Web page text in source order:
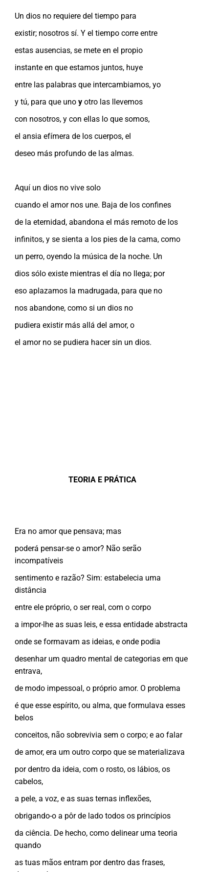
Un dios no requiere del tiempo para
existir; nosotros sí. Y el tiempo corre entre
estas ausencias, se mete en el propio
instante en que estamos juntos, huye
entre las palabras que intercambiamos, yo
y tú, para que uno y otro las llevemos
con nosotros, y con ellas lo que somos,
el ansia efímera de los cuerpos, el
deseo más profundo de las almas.
Aquí un dios no vive solo
cuando el amor nos une. Baja de los confines
de la eternidad, abandona el más remoto de los
infinitos, y se sienta a los pies de la cama, como
un perro, oyendo la música de la noche. Un
dios sólo existe mientras el día no llega; por
eso aplazamos la madrugada, para que no
nos abandone, como si un dios no
pudiera existir más allá del amor, o
el amor no se pudiera hacer sin un dios.
TEORIA E PRÁTICA
Era no amor que pensava; mas
poderá pensar-se o amor? Não serão
incompatíveis
sentimento e razão? Sim: estabelecia uma
distância
entre ele próprio, o ser real, com o corpo
a impor-lhe as suas leis, e essa entidade abstracta
onde se formavam as ideias, e onde podia
desenhar um quadro mental de categorias em que
entrava,
de modo impessoal, o próprio amor. O problema
é que esse espírito, ou alma, que formulava esses
belos
conceitos, não sobrevivia sem o corpo; e ao falar
de amor, era um outro corpo que se materializava
por dentro da ideia, com o rosto, os lábios, os
cabelos,
a pele, a voz, e as suas ternas inflexões,
obrigando-o a pôr de lado todos os princípios
da ciência. De hecho, como delinear uma teoria
quando
as tuas mãos entram por dentro das frases,